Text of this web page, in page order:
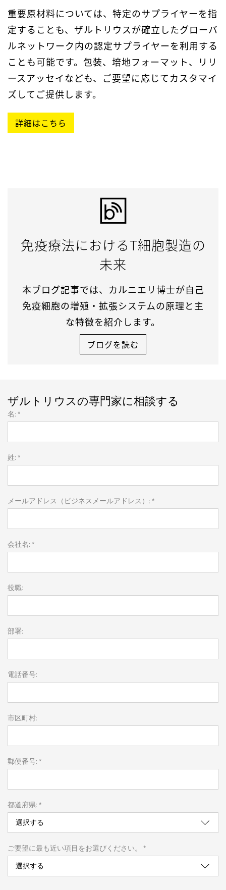
重要原材料については、特定のサプライヤーを指
定することも、ザルトリウスが確立したグローバ
ルネットワーク内の認定サプライヤーを利用する
ことも可能です。包装、培地フォーマット、リリ
ースアッセイなども、ご要望に応じてカスタマイ
ズしてご提供します。
詳細はこちら
免疫療法におけるT細胞製造の
未来
本ブログ記事では、カルニエリ博士が自己
免疫細胞の増殖・拡張システムの原理と主
な特徴を紹介します。
ブログを読む
ザルトリウスの専門家に相談する
名: *
姓: *
メールアドレス（ビジネスメールアドレス）: *
会社名: *
役職:
部署:
電話番号:
市区町村:
郵便番号: *
都道府県: *
ご要望に最も近い項目をお選びください。 *